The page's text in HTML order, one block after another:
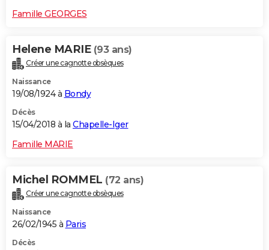
FORUM
Famille GEORGES
Helene MARIE (93 ans)
Créer une cagnotte obsèques
Naissance
19/08/1924 à Bondy
Décès
15/04/2018 à la Chapelle-Iger
Famille MARIE
Michel ROMMEL (72 ans)
Créer une cagnotte obsèques
Naissance
26/02/1945 à Paris
Décès